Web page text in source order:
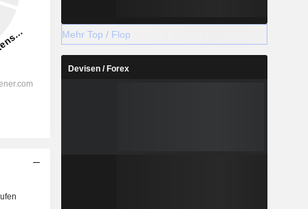
Mehr Top / Flop
Devisen / Forex